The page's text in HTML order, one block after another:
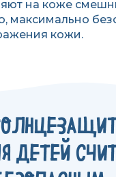
на коже
максимально
кожи.
ДЕТЕЙ